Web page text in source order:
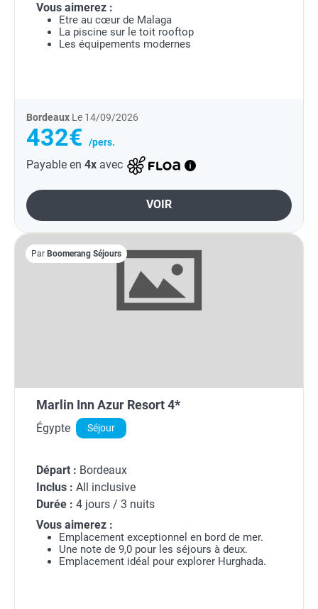
Vous aimerez :
Etre au cœur de Malaga
La piscine sur le toit rooftop
Les équipements modernes
Bordeaux Le 14/09/2026
432€ /pers.
Payable en 4x avec
VOIR
Par Boomerang Séjours
Marlin Inn Azur Resort 4*
Égypte Séjour
Départ : Bordeaux
Inclus : All inclusive
Durée : 4 jours / 3 nuits
Vous aimerez :
Emplacement exceptionnel en bord de mer.
Une note de 9,0 pour les séjours à deux.
Emplacement idéal pour explorer Hurghada.